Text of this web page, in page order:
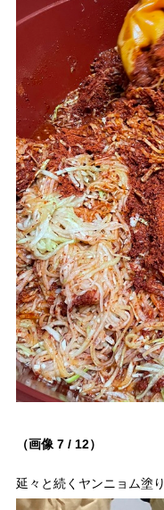
（画像 7 / 12）
延々と続くヤンニョム塗り